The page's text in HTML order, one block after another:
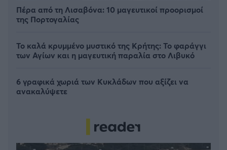
Πέρα από τη Λισαβόνα: 10 μαγευτικοί προορισμοί
της Πορτογαλίας
Το καλά κρυμμένο μυστικό της Κρήτης: Το φαράγγι
των Αγίων και η μαγευτική παραλία στο Λιβυκό
6 γραφικά χωριά των Κυκλάδων που αξίζει να
ανακαλύψετε